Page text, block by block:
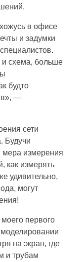
в офисе
и задумки
и схема, больше
будто
—
сети
Будучи
измерения
как измерять
удивительно,
могут
первого
моделировании
на экран, где
и трубам